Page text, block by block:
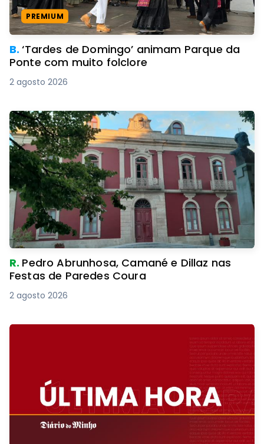
PREMIUM
B.‘Tardes de Domingo’ animam Parque da
Ponte com muito folclore
2 agosto 2026
R. Pedro Abrunhosa, Camané e Dillaz nas
Festas de Paredes Coura
2 agosto 2026